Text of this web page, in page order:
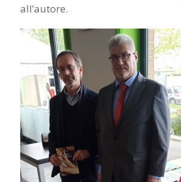
all’autore.